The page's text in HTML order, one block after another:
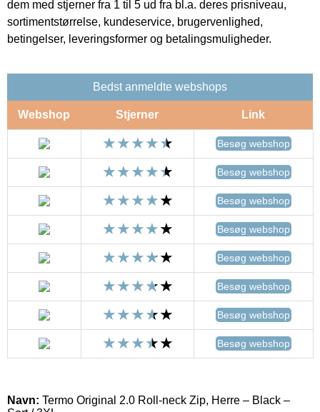
dem med stjerner fra 1 til 5 ud fra bl.a. deres prisniveau,
sortimentstørrelse, kundeservice, brugervenlighed,
betingelser, leveringsformer og betalingsmuligheder.
Bedst anmeldte webshops
Webshop Stjerner Link
Besøg webshop
Besøg webshop
Besøg webshop
Besøg webshop
Besøg webshop
Besøg webshop
Besøg webshop
Besøg webshop
Navn: Termo Original 2.0 Roll-neck Zip, Herre – Black –